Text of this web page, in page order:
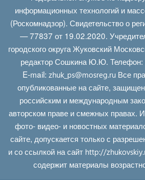
информационных технологий и
(Роскомнадзор). Свидетельство о
— 77837 от 19.02.2020.
городского округа Жуковский
редактор Сошкина Ю.Ю.
E‑mail: zhuk_ps@mosreg.ruВсе
опубликованные на сайте,
российским и международным
авторском праве и смежных правах.
фото- видео- и новостных
сайте, допускается только с
и со ссылкой на сайт http://
содержит материалы